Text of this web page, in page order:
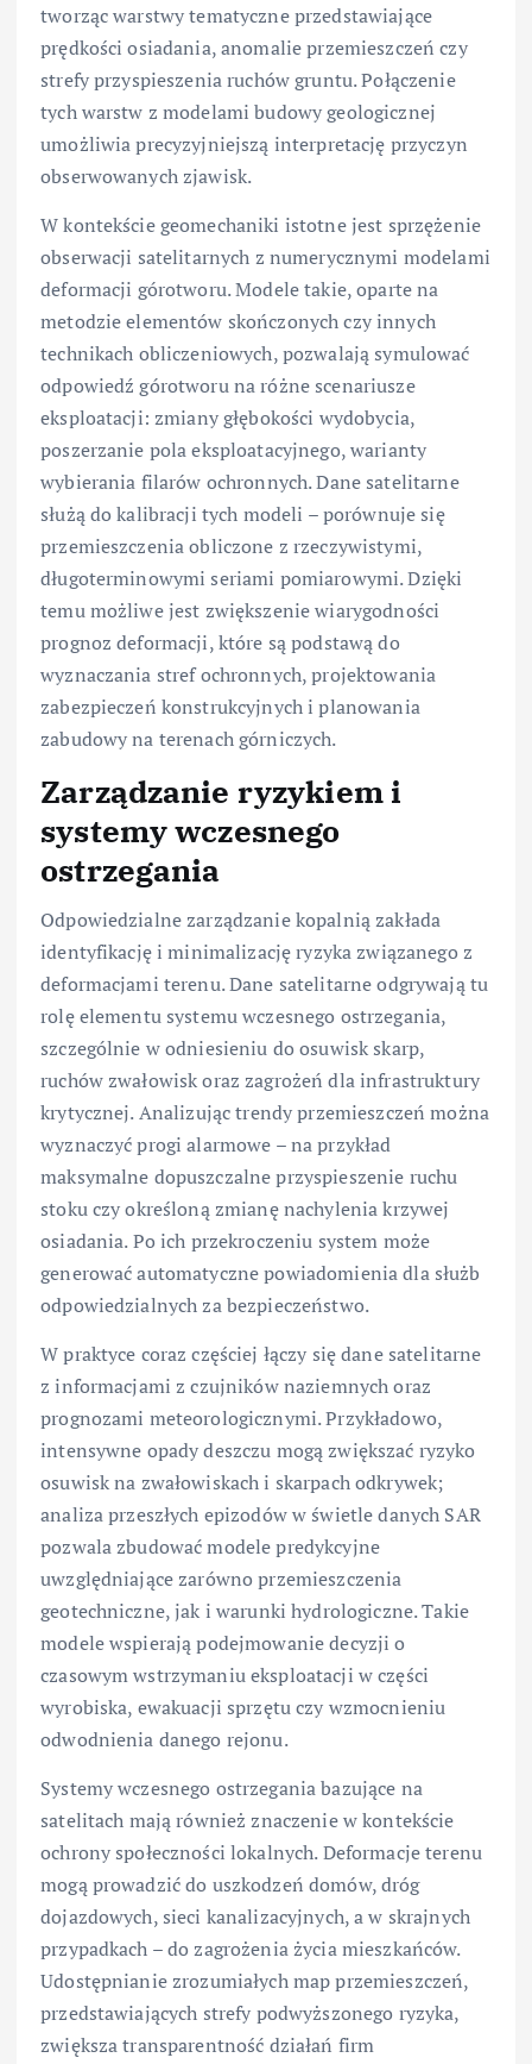
tworząc warstwy tematyczne przedstawiające
prędkości osiadania, anomalie przemieszczeń czy
strefy przyspieszenia ruchów gruntu. Połączenie
tych warstw z modelami budowy geologicznej
umożliwia precyzyjniejszą interpretację przyczyn
obserwowanych zjawisk.
W kontekście geomechaniki istotne jest sprzężenie
obserwacji satelitarnych z numerycznymi modelami
deformacji górotworu. Modele takie, oparte na
metodzie elementów skończonych czy innych
technikach obliczeniowych, pozwalają symulować
odpowiedź górotworu na różne scenariusze
eksploatacji: zmiany głębokości wydobycia,
poszerzanie pola eksploatacyjnego, warianty
wybierania filarów ochronnych. Dane satelitarne
służą do kalibracji tych modeli – porównuje się
przemieszczenia obliczone z rzeczywistymi,
długoterminowymi seriami pomiarowymi. Dzięki
temu możliwe jest zwiększenie wiarygodności
prognoz deformacji, które są podstawą do
wyznaczania stref ochronnych, projektowania
zabezpieczeń konstrukcyjnych i planowania
zabudowy na terenach górniczych.
Zarządzanie ryzykiem i
systemy wczesnego
ostrzegania
Odpowiedzialne zarządzanie kopalnią zakłada
identyfikację i minimalizację ryzyka związanego z
deformacjami terenu. Dane satelitarne odgrywają tu
rolę elementu systemu wczesnego ostrzegania,
szczególnie w odniesieniu do osuwisk skarp,
ruchów zwałowisk oraz zagrożeń dla infrastruktury
krytycznej. Analizując trendy przemieszczeń można
wyznaczyć progi alarmowe – na przykład
maksymalne dopuszczalne przyspieszenie ruchu
stoku czy określoną zmianę nachylenia krzywej
osiadania. Po ich przekroczeniu system może
generować automatyczne powiadomienia dla służb
odpowiedzialnych za bezpieczeństwo.
W praktyce coraz częściej łączy się dane satelitarne
z informacjami z czujników naziemnych oraz
prognozami meteorologicznymi. Przykładowo,
intensywne opady deszczu mogą zwiększać ryzyko
osuwisk na zwałowiskach i skarpach odkrywek;
analiza przeszłych epizodów w świetle danych SAR
pozwala zbudować modele predykcyjne
uwzględniające zarówno przemieszczenia
geotechniczne, jak i warunki hydrologiczne. Takie
modele wspierają podejmowanie decyzji o
czasowym wstrzymaniu eksploatacji w części
wyrobiska, ewakuacji sprzętu czy wzmocnieniu
odwodnienia danego rejonu.
Systemy wczesnego ostrzegania bazujące na
satelitach mają również znaczenie w kontekście
ochrony społeczności lokalnych. Deformacje terenu
mogą prowadzić do uszkodzeń domów, dróg
dojazdowych, sieci kanalizacyjnych, a w skrajnych
przypadkach – do zagrożenia życia mieszkańców.
Udostępnianie zrozumiałych map przemieszczeń,
przedstawiających strefy podwyższonego ryzyka,
zwiększa transparentność działań firm